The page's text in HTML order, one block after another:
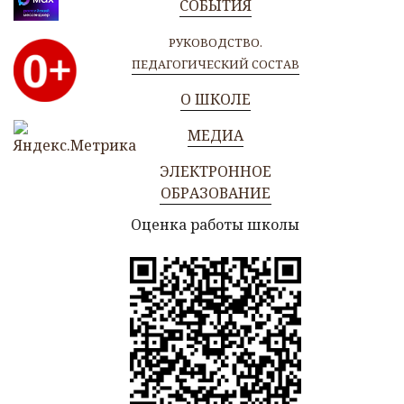
СОБЫТИЯ
РУКОВОДСТВО.
ПЕДАГОГИЧЕСКИЙ СОСТАВ
О ШКОЛЕ
МЕДИА
ЭЛЕКТРОННОЕ
ОБРАЗОВАНИЕ
Оценка работы школы